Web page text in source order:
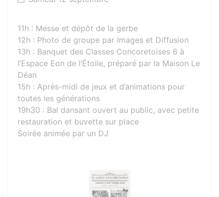
11h : Messe et dépôt de la gerbe
12h : Photo de groupe par Images et Diffusion
13h : Banquet des Classes Concoretoises 6 à
l’Espace Eon de l’Étoile, préparé par la Maison Le
Déan
15h : Après-midi de jeux et d’animations pour
toutes les générations
19h30 : Bal dansant ouvert au public, avec petite
restauration et buvette sur place
Soirée animée par un DJ